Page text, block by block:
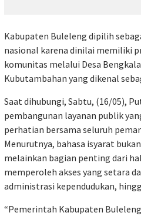
Kabupaten Buleleng dipilih
nasional karena dinilai memiliki
komunitas melalui Desa
Kubutambahan yang dikenal
Saat dihubungi, Sabtu, (16/05),
pembangunan layanan publik
perhatian bersama seluruh
Menurutnya, bahasa isyarat
melainkan bagian penting dari
memperoleh akses yang setara
administrasi kependudukan,
“Pemerintah Kabupaten